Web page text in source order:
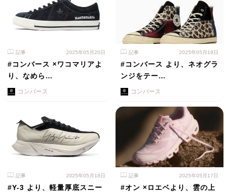
記事 2025年05月20日
#コンバース ×ワコマリアよ
り、なめら…
コンバース
記事 2025年05月19日
#コンバース より、ネオグラ
ンジをテー…
コンバース
記事 2025年05月18日
#Y-3 より、軽量厚底スニー
記事 2025年05月17日
#オン ×ロエベより、雲の上